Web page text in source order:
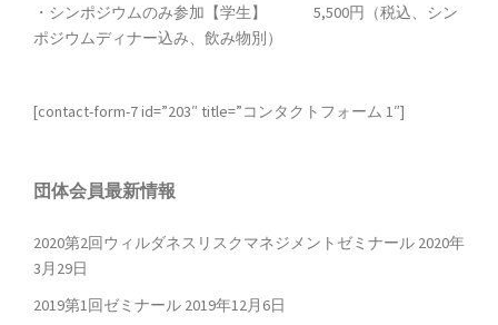
・シンポジウムのみ参加【学生】 5,500円（税込、シン
ポジウムディナー込み、飲み物別）
[contact-form-7 id=”203″ title=”コンタクトフォーム 1″]
団体会員最新情報
2020第2回ウィルダネスリスクマネジメントゼミナール 2020年
3月29日
2019第1回ゼミナール 2019年12月6日